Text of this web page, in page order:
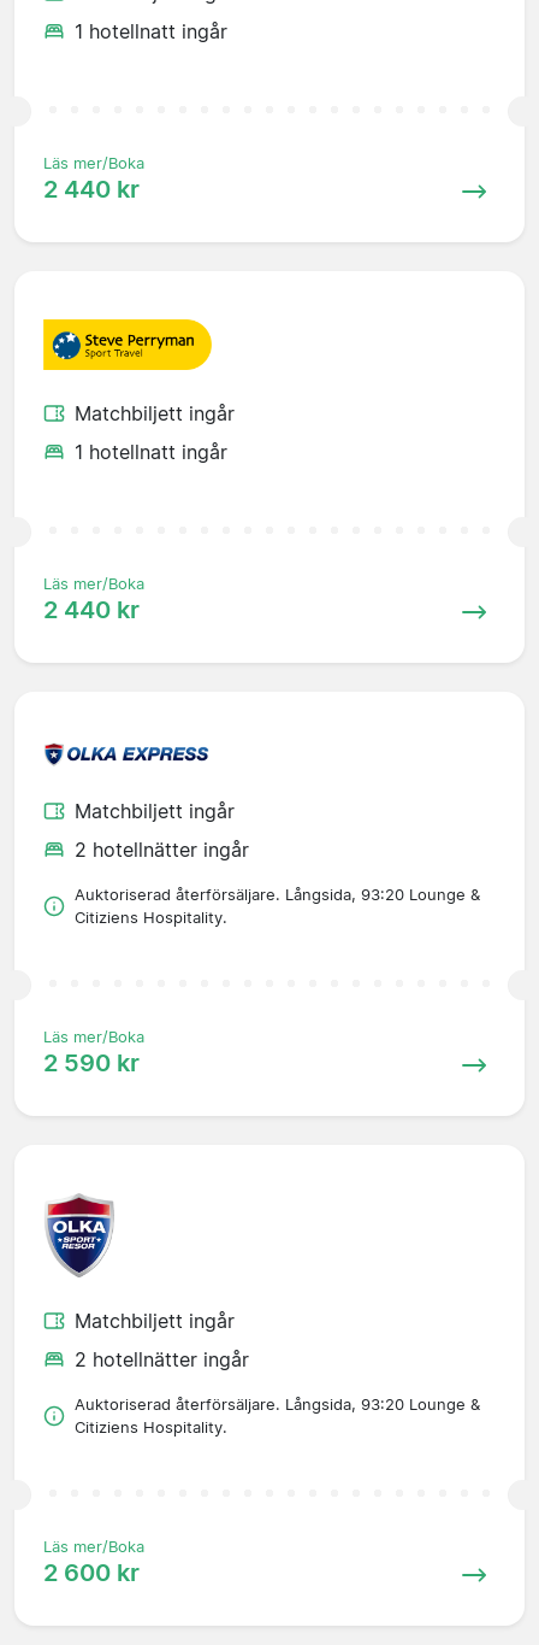
1 hotellnatt ingår
Läs mer/Boka
2 440 kr
Matchbiljett ingår
1 hotellnatt ingår
Läs mer/Boka
2 440 kr
Matchbiljett ingår
2 hotellnätter ingår
Auktoriserad återförsäljare. Långsida, 93:20 Lounge &
Citiziens Hospitality.
Läs mer/Boka
2 590 kr
Matchbiljett ingår
2 hotellnätter ingår
Auktoriserad återförsäljare. Långsida, 93:20 Lounge &
Citiziens Hospitality.
Läs mer/Boka
2 600 kr